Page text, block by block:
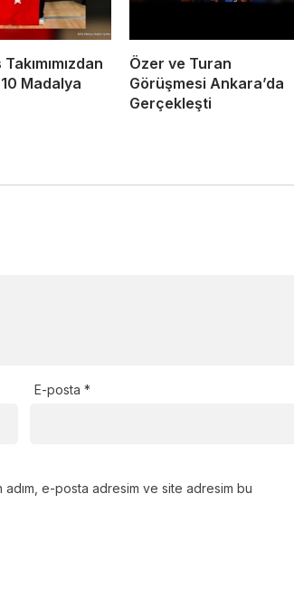
Madalya
Özer ve Turan
Görüşmesi Ankara’da
Gerçekleşti
E-posta *
adım, e-posta adresim ve site adresim bu